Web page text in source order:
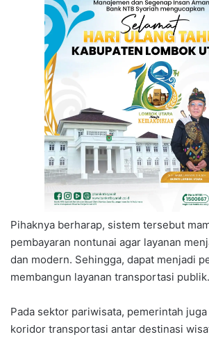
Pihaknya berharap, sistem tersebut
pembayaran nontunai agar layanan
dan modern. Sehingga, dapat menjadi
membangun layanan transportasi publik.
Pada sektor pariwisata, pemerintah
koridor transportasi antar destinasi